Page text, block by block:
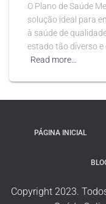
O Plano de Saúde
solução ideal para
à saúde de
estado tão diverso
Read more…
PÁGINA INICIAL
Copyright 2023.